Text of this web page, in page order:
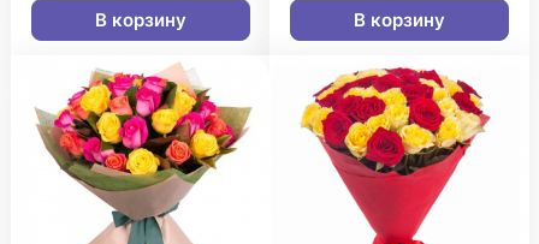
В корзину В корзину